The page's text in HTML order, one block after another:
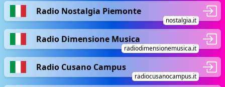
Radio Nostalgia Piemonte
nostalgia.it
Radio Dimensione Musica
radiodimensionemusica.it
Radio Cusano Campus
radiocusanocampus.it